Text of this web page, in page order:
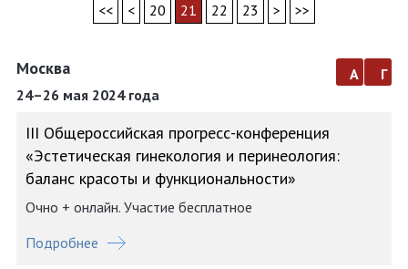
<< < 20 21 22 23 > >>
Москва
24–26 мая 2024 года
а г
III Общероссийская прогресс-конференция
«Эстетическая гинекология и перинеология:
баланс красоты и функциональности»
Очно + онлайн. Участие бесплатное
Подробнее